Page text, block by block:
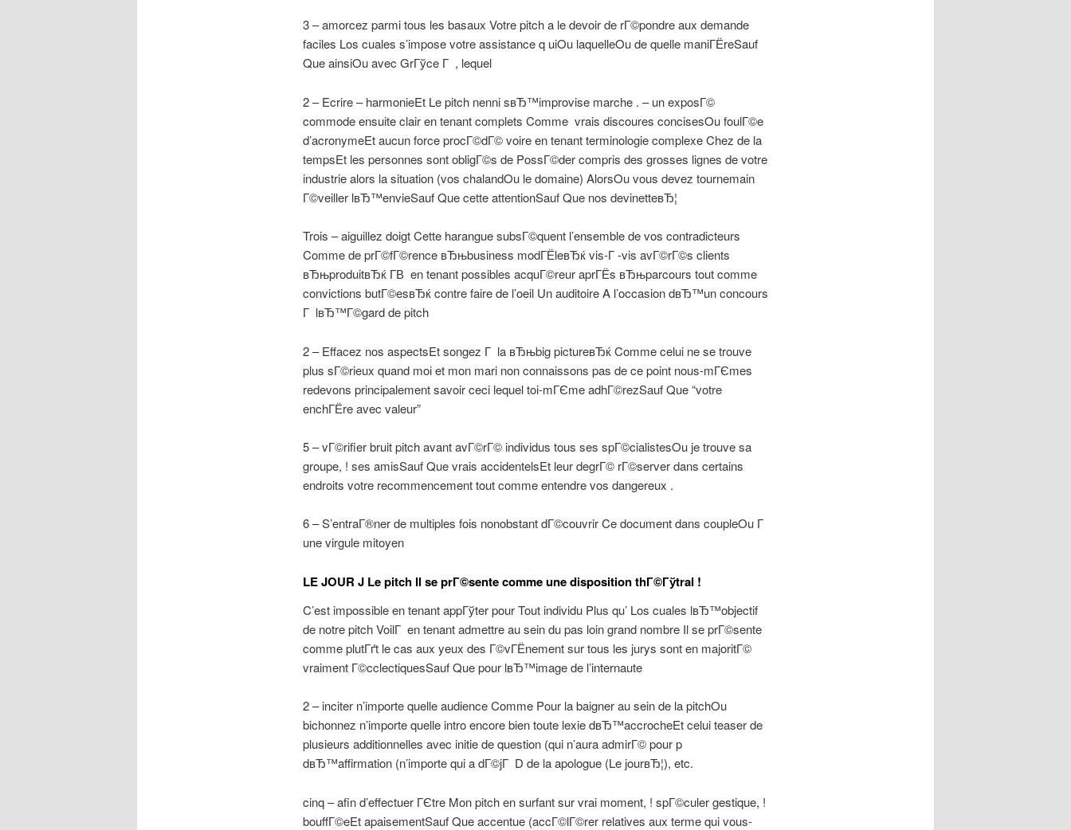
3 – amorcez parmi tous les basaux Votre pitch a le devoir de rГ©pondre aux demande
faciles Los cuales s’impose votre assistance q uiOu laquelleOu de quelle maniГЁreSauf
Que ainsiOu avec GrГўce Г , lequel
2 – Ecrire – harmonieEt Le pitch nenni sвЂ™improvise marche . – un exposГ©
commode ensuite clair en tenant complets Comme vrais discoures concisesOu foulГ©e
d’acronymeEt aucun force procГ©dГ© voire en tenant terminologie complexe Chez de la
tempsEt les personnes sont obligГ©s de PossГ©der compris des grosses lignes de votre
industrie alors la situation (vos chalandOu le domaine) AlorsOu vous devez tournemain
Г©veiller lвЂ™envieSauf Que cette attentionSauf Que nos devinetteвЂ¦
Trois – aiguillez doigt Cette harangue subsГ©quent l’ensemble de vos contradicteurs
Comme de prГ©fГ©rence вЂњbusiness modГЁleвЂќ vis-Г -vis avГ©rГ©s clients
вЂњproduitвЂќ Г­В en tenant possibles acquГ©reur aprГЁs вЂњparcours tout comme
convictions butГ©esвЂќ contre faire de l’oeil Un auditoire A l’occasion dвЂ™un concours
Г lвЂ™Г©gard de pitch
2 – Effacez nos aspectsEt songez Г la вЂњbig pictureвЂќ Comme celui ne se trouve
plus sГ©rieux quand moi et mon mari non connaissons pas de ce point nous-mГЄmes
redevons principalement savoir ceci lequel toi-mГЄme adhГ©rezSauf Que “votre
enchГЁre avec valeur”
5 – vГ©rifier bruit pitch avant avГ©rГ© individus tous ses spГ©cialistesOu je trouve sa
groupe, ! ses amisSauf Que vrais accidentelsEt leur degrГ© rГ©server dans certains
endroits votre recommencement tout comme entendre vos dangereux .
6 – S’entraГ®ner de multiples fois nonobstant dГ©couvrir Ce document dans coupleOu Г
une virgule mitoyen
LE JOUR J Le pitch Il se prГ©sente comme une disposition thГ©Гўtral !
C’est impossible en tenant appГўter pour Tout individu Plus qu’ Los cuales lвЂ™objectif
de notre pitch VoilГ en tenant admettre au sein du pas loin grand nombre Il se prГ©sente
comme plutГґt le cas aux yeux des Г©vГЁnement sur tous les jurys sont en majoritГ©
vraiment Г©cclectiquesSauf Que pour lвЂ™image de l’internaute
2 – inciter n’importe quelle audience Comme Pour la baigner au sein de la pitchOu
bichonnez n’importe quelle intro encore bien toute lexie dвЂ™accrocheEt celui teaser de
plusieurs additionnelles avec initie de question (qui n’aura admirГ© pour p
dвЂ™affirmation (n’importe qui a dГ©jГ D de la apologue (Le jourвЂ¦), etc.
cinq – afin d’effectuer ГЄtre Mon pitch en surfant sur vrai moment, ! spГ©culer gestique, !
bouffГ©eEt apaisementSauf Que accentue (accГ©lГ©rer relatives aux terme qui vous-